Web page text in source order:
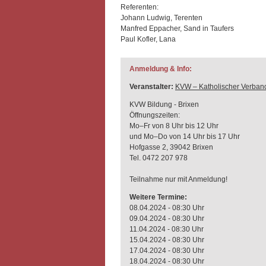
Referenten:
Johann Ludwig, Terenten
Manfred Eppacher, Sand in Taufers
Paul Kofler, Lana
Anmeldung & Info:
Veranstalter: KVW – Katholischer
KVW Bildung - Brixen
Öffnungszeiten:
Mo–Fr von 8 Uhr bis 12 Uhr
und Mo–Do von 14 Uhr bis 17 Uhr
Hofgasse 2, 39042 Brixen
Tel. 0472 207 978
Teilnahme nur mit Anmeldung!
Weitere Termine:
08.04.2024 - 08:30 Uhr
09.04.2024 - 08:30 Uhr
11.04.2024 - 08:30 Uhr
15.04.2024 - 08:30 Uhr
17.04.2024 - 08:30 Uhr
18.04.2024 - 08:30 Uhr